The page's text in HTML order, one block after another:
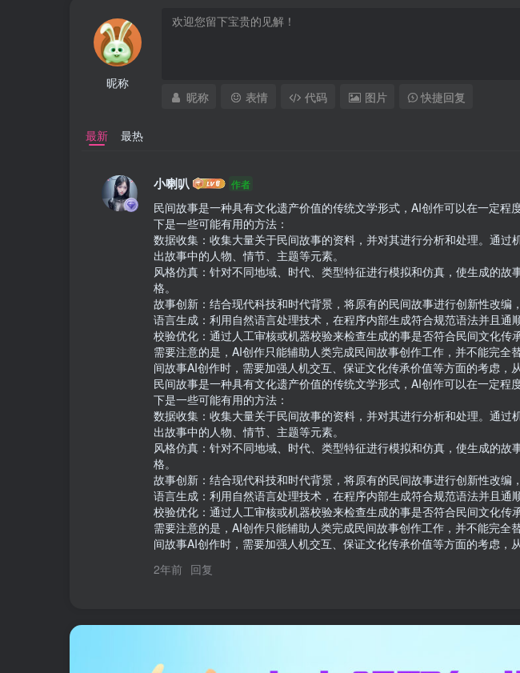
昵称
昵称 表情 代码 图片 快捷回复
最新 最热
小喇叭 作者
民间故事是一种具有文化遗产价值的传统文学形式，AI创作可以在一定程
下是一些可能有用的方法：
数据收集：收集大量关于民间故事的资料，并对其进行分析和处理。通过
出故事中的人物、情节、主题等元素。
风格仿真：针对不同地域、时代、类型特征进行模拟和仿真，使生成的故
格。
故事创新：结合现代科技和时代背景，将原有的民间故事进行创新性改编
语言生成：利用自然语言处理技术，在程序内部生成符合规范语法并且通
校验优化：通过人工审核或机器校验来检查生成的事是否符合民间文化传
需要注意的是，AI创作只能辅助人类完成民间故事创作工作，并不能完全
间故事AI创作时，需要加强人机交互、保证文化传承价值等方面的考虑，
民间故事是一种具有文化遗产价值的传统文学形式，AI创作可以在一定程
下是一些可能有用的方法：
数据收集：收集大量关于民间故事的资料，并对其进行分析和处理。通过
出故事中的人物、情节、主题等元素。
风格仿真：针对不同地域、时代、类型特征进行模拟和仿真，使生成的故
格。
故事创新：结合现代科技和时代背景，将原有的民间故事进行创新性改编
语言生成：利用自然语言处理技术，在程序内部生成符合规范语法并且通
校验优化：通过人工审核或机器校验来检查生成的事是否符合民间文化传
需要注意的是，AI创作只能辅助人类完成民间故事创作工作，并不能完全
间故事AI创作时，需要加强人机交互、保证文化传承价值等方面的考虑，
2年前 回复